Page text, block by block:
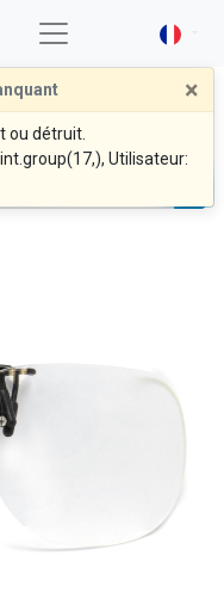
×
ou détruit.
Utilisateur:
Clip-on